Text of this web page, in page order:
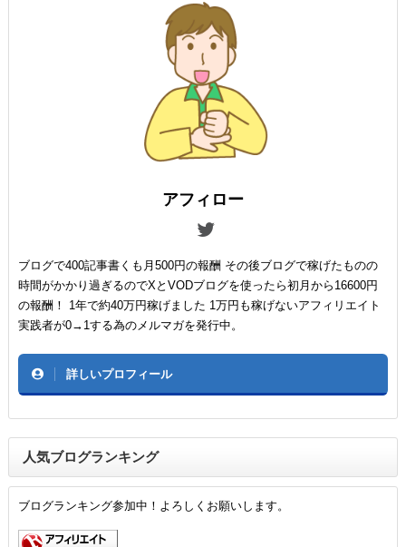
アフィロー
ブログで400記事書くも月500円の報酬 その後ブログで稼げたものの
時間がかかり過ぎるのでXとVODブログを使ったら初月から16600円
の報酬！ 1年で約40万円稼げました 1万円も稼げないアフィリエイト
実践者が0→1する為のメルマガを発行中。
詳しいプロフィール
人気ブログランキング
ブログランキング参加中！よろしくお願いします。